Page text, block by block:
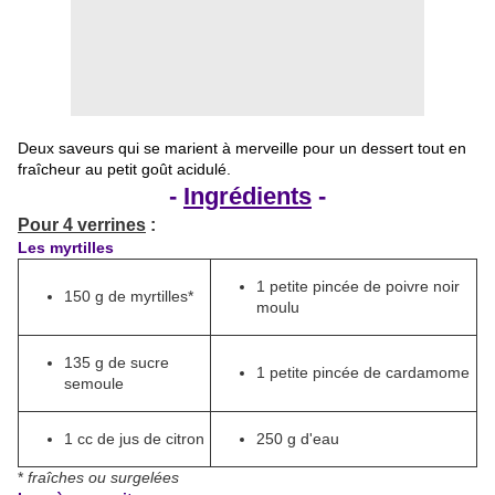
Deux saveurs qui se marient à merveille pour un dessert tout en
fraîcheur au petit goût acidulé.
- Ingrédients -
Pour 4 verrines :
Les myrtilles
150 g de myrtilles*
1 petite pincée de poivre noir
moulu
135 g de sucre
semoule
1 petite pincée de cardamome
1 cc de jus de citron 250 g d'eau
* fraîches ou surgelées